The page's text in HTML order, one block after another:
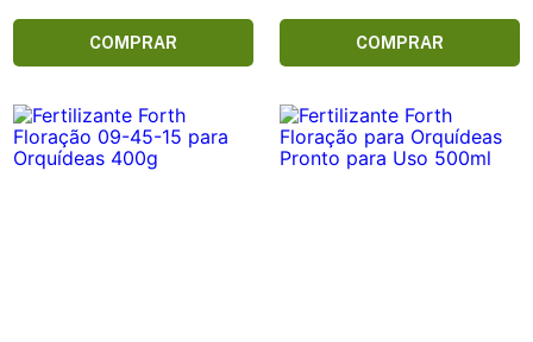
COMPRAR COMPRAR